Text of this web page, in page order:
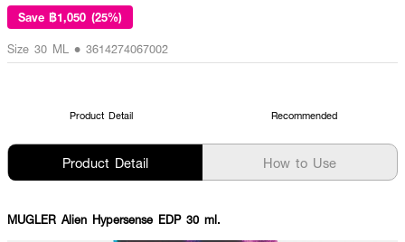
Save ฿1,050 (25%)
Size 30 ML • 3614274067002
Product Detail Recommended
Product Detail How to Use
MUGLER Alien Hypersense EDP 30 ml.